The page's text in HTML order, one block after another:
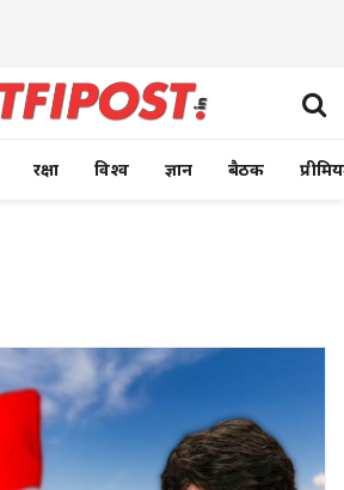
रक्षा विश्व ज्ञान बैठक